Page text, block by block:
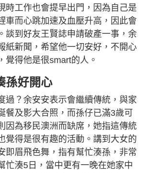
時工作也會提早出門，因為自己是
車而心跳加速及血壓升高，因此會
談到好友王賢誌申請破產一事，余
紙新聞，希望他一切安好，不開心
覺得他是很smart的人。
孫好開心
過？余安安表示會繼續傳統，與家
餐及影大合照，而孫仔已滿3歲可
因為移民澳洲而缺席，她指這傳統
覺得是很有趣的活動。講到大女的
即眉飛色舞，指有幫忙湊孫，非常
忙湊5日，當中更有一晚在她家中